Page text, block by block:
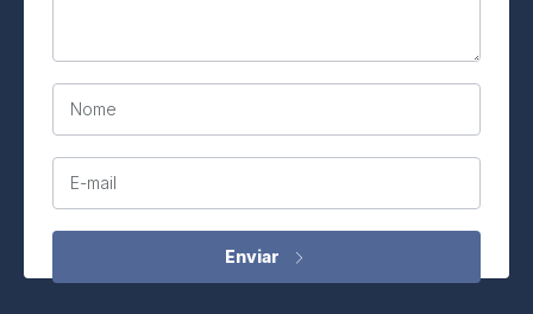
Nome
E-mail